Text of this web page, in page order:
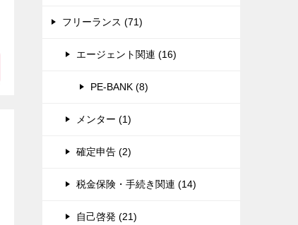
フリーランス (71)
エージェント関連 (16)
PE-BANK (8)
メンター (1)
確定申告 (2)
税金保険・手続き関連 (14)
自己啓発 (21)